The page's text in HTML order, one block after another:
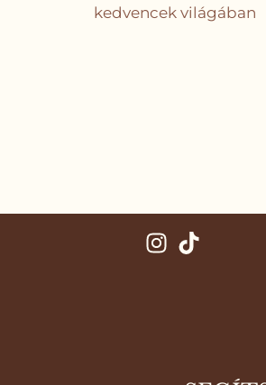
kedvencek világában